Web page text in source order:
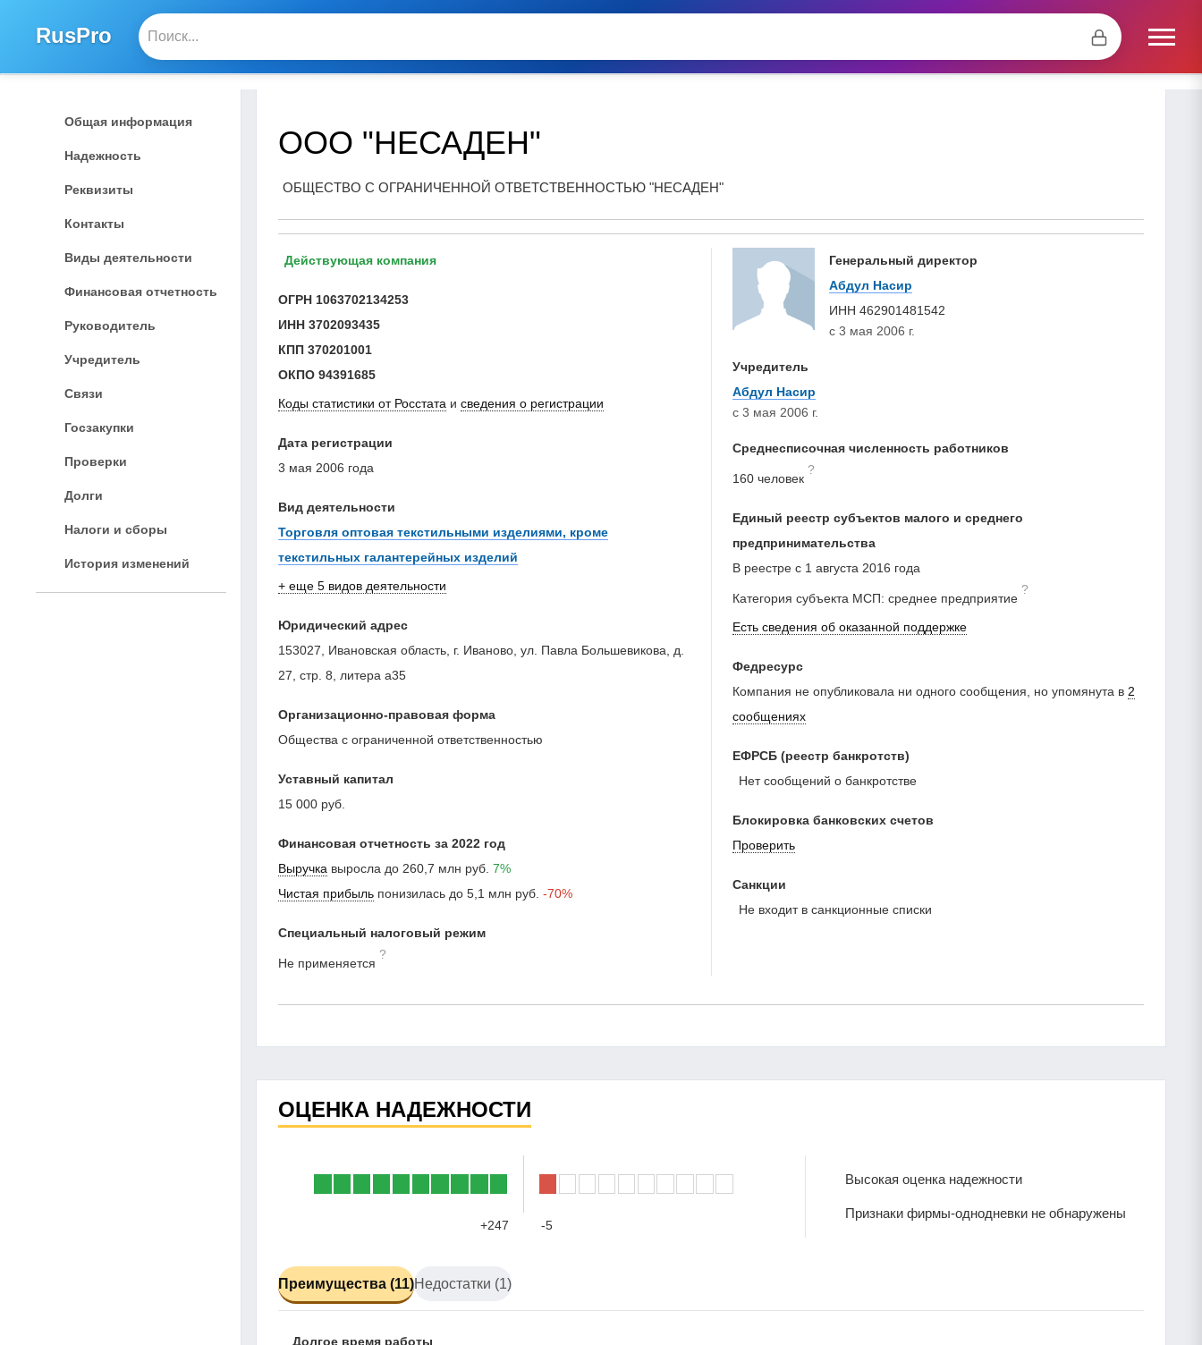
RusPro
Общая информация
Надежность
Реквизиты
Контакты
Виды деятельности
Финансовая отчетность
Руководитель
Учредитель
Связи
Госзакупки
Проверки
Долги
Налоги и сборы
История изменений
ООО "НЕСАДЕН"
ОБЩЕСТВО С ОГРАНИЧЕННОЙ ОТВЕТСТВЕННОСТЬЮ "НЕСАДЕН"
Действующая компания
ОГРН 1063702134253
ИНН 3702093435
КПП 370201001
ОКПО 94391685
Коды статистики от Росстата и сведения о регистрации
Дата регистрации
3 мая 2006 года
Вид деятельности
Торговля оптовая текстильными изделиями, кроме
текстильных галантерейных изделий
+ еще 5 видов деятельности
Юридический адрес
153027, Ивановская область, г. Иваново, ул. Павла Большевикова, д.
27, стр. 8, литера а35
Организационно-правовая форма
Общества с ограниченной ответственностью
Уставный капитал
15 000 руб.
Финансовая отчетность за 2022 год
Выручка выросла до 260,7 млн руб. 7%
Чистая прибыль понизилась до 5,1 млн руб. -70%
Специальный налоговый режим
Не применяется
?
Генеральный директор
Абдул Насир
ИНН 462901481542
с 3 мая 2006 г.
Учредитель
Абдул Насир
с 3 мая 2006 г.
Среднесписочная численность работников
160 человек
?
Единый реестр субъектов малого и среднего
предпринимательства
В реестре с 1 августа 2016 года
Категория субъекта МСП: среднее предприятие
?
Есть сведения об оказанной поддержке
Федресурс
Компания не опубликовала ни одного сообщения, но упомянута в 2
сообщениях
ЕФРСБ (реестр банкротств)
Нет сообщений о банкротстве
Блокировка банковских счетов
Проверить
Санкции
Не входит в санкционные списки
ОЦЕНКА НАДЕЖНОСТИ
+247 -5
Высокая оценка надежности
Признаки фирмы-однодневки не обнаружены
Преимущества (11)Недостатки (1)
Долгое время работы